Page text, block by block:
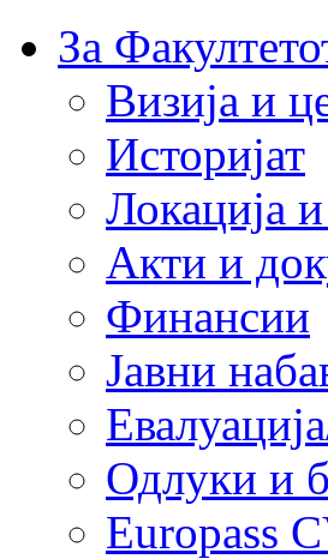
За
Визија и
Историјат
Локација
Акти и
Финансии
Јавни
Одлуки и
Europass